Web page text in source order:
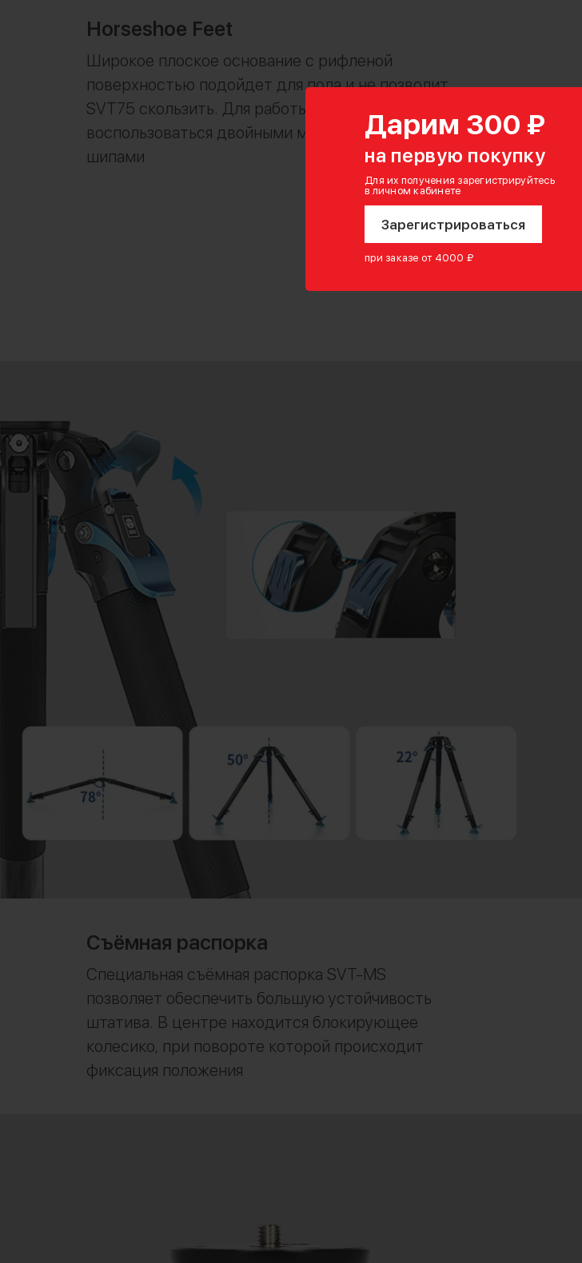
Дарим 300 ₽
на первую покупку
Для их получения зарегистрируйтесь
в личном кабинете
Зарегистрироваться
при заказе от 4000 ₽
Horseshoe Feet
Широкое плоское основание с рифленой
поверхностью подойдет для пола и не позволит
SVT75 скользить. Для работы на грунте можно
воспользоваться двойными металлическими
шипами
Съёмная распорка
Специальная съёмная распорка SVT-MS
позволяет обеспечить большую устойчивость
штатива. В центре находится блокирующее
колесико, при повороте которой происходит
фиксация положения